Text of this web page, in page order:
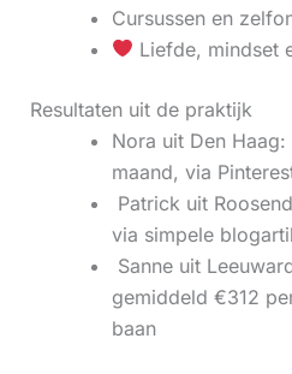
Cursussen en
Liefde, mindset
Resultaten uit de praktijk
Nora uit Den
maand, via
Patrick uit
via simpele
Sanne uit
gemiddeld €312
baan